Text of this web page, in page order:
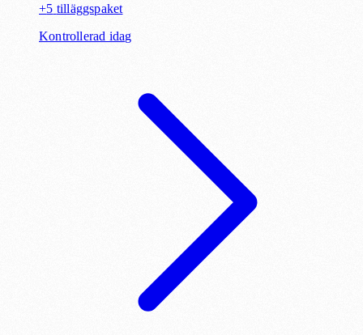
+5 tilläggspaket
Kontrollerad idag